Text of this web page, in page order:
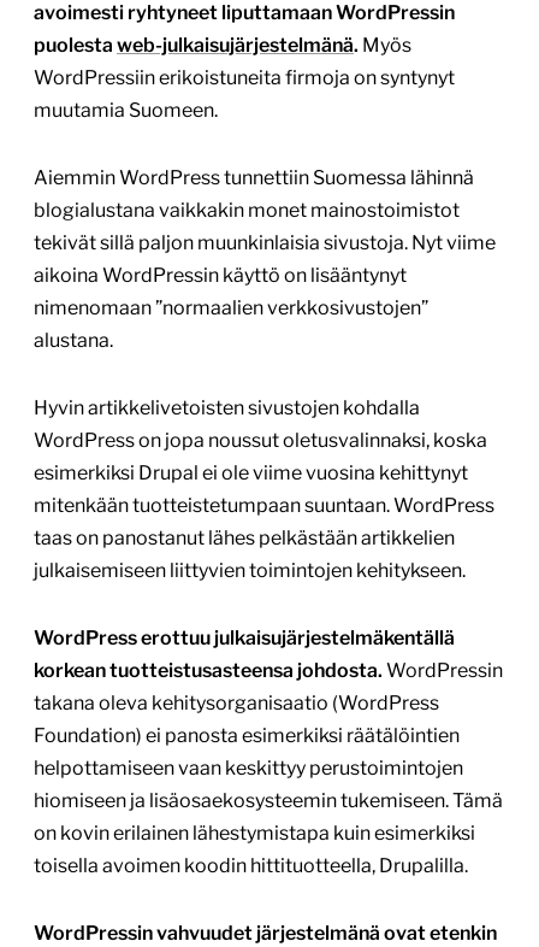
avoimesti ryhtyneet liputtamaan WordPressin
puolesta web-julkaisujärjestelmänä. Myös
WordPressiin erikoistuneita firmoja on syntynyt
muutamia Suomeen.
Aiemmin WordPress tunnettiin Suomessa lähinnä
blogialustana vaikkakin monet mainostoimistot
tekivät sillä paljon muunkinlaisia sivustoja. Nyt viime
aikoina WordPressin käyttö on lisääntynyt
nimenomaan ”normaalien verkkosivustojen”
alustana.
Hyvin artikkelivetoisten sivustojen kohdalla
WordPress on jopa noussut oletusvalinnaksi, koska
esimerkiksi Drupal ei ole viime vuosina kehittynyt
mitenkään tuotteistetumpaan suuntaan. WordPress
taas on panostanut lähes pelkästään artikkelien
julkaisemiseen liittyvien toimintojen kehitykseen.
WordPress erottuu julkaisujärjestelmäkentällä
korkean tuotteistusasteensa johdosta. WordPressin
takana oleva kehitysorganisaatio (WordPress
Foundation) ei panosta esimerkiksi räätälöintien
helpottamiseen vaan keskittyy perustoimintojen
hiomiseen ja lisäosaekosysteemin tukemiseen. Tämä
on kovin erilainen lähestymistapa kuin esimerkiksi
toisella avoimen koodin hittituotteella, Drupalilla.
WordPressin vahvuudet järjestelmänä ovat etenkin